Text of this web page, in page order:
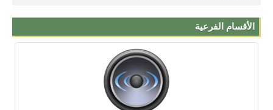
الأقسام الفرعية